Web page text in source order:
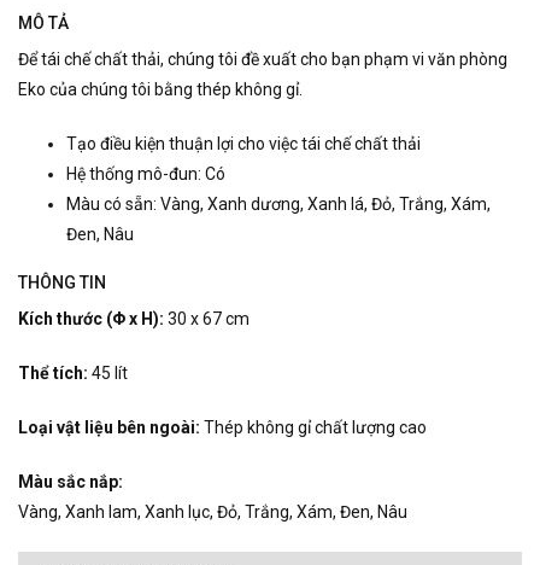
MÔ TẢ
Để tái chế chất thải, chúng tôi đề xuất cho bạn phạm vi văn phòng
Eko của chúng tôi bằng thép không gỉ.
Tạo điều kiện thuận lợi cho việc tái chế chất thải
Hệ thống mô-đun: Có
Màu có sẵn: Vàng, Xanh dương, Xanh lá, Đỏ, Trắng, Xám,
Đen, Nâu
THÔNG TIN
Kích thước (Φ x H): 30 x 67 cm
Thể tích: 45 lít
Loại vật liệu bên ngoài: Thép không gỉ chất lượng cao
Màu sắc nắp:
Vàng, Xanh lam, Xanh lục, Đỏ, Trắng, Xám, Đen, Nâu